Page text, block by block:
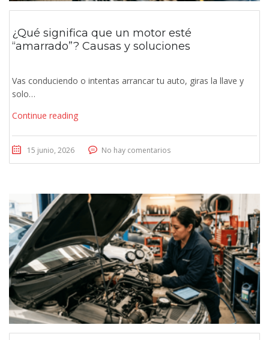
¿Qué significa que un motor esté
“amarrado”? Causas y soluciones
Vas conduciendo o intentas arrancar tu auto, giras la llave y
solo…
Continue reading
15 junio, 2026 No hay comentarios